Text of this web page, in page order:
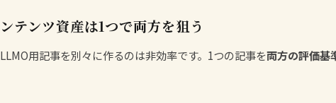
テンツ資産は1つで両方を狙う
用記事を別々に作るのは非効率です。1つの記事を両方の評価基